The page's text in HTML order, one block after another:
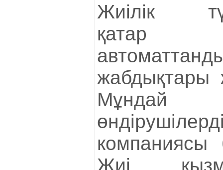
Жиілік
қатар
жабдықтары
Мұндай
Жиі